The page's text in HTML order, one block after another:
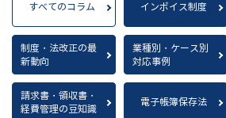
すべてのコラム インボイス制度
制度・法改正の最
新動向
業種別・ケース別
対応事例
請求書・領収書・
経費管理の豆知識
電子帳簿保存法